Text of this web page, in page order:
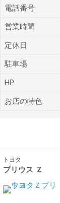
電話番号
営業時間
定休日
駐車場
HP
お店の特色
トヨタ
プリウス Ｚ